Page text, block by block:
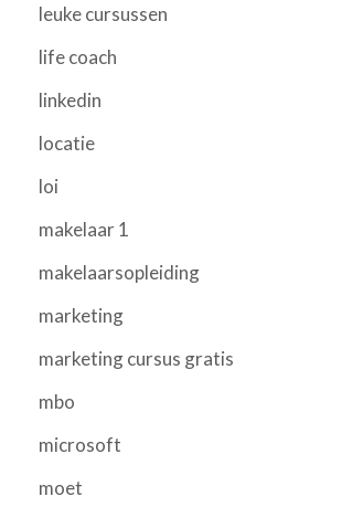
leuke cursussen
life coach
linkedin
locatie
loi
makelaar 1
makelaarsopleiding
marketing
marketing cursus gratis
mbo
microsoft
moet